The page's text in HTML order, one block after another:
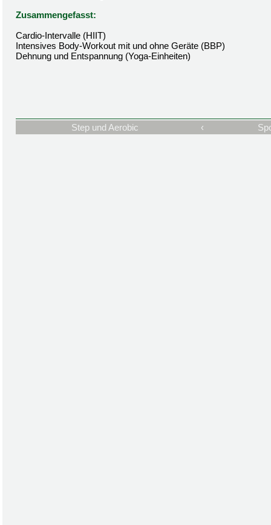
Zusammengefasst:
Cardio-Intervalle (HIIT)
Intensives Body-Workout mit und ohne Geräte (BBP)
Dehnung und Entspannung (Yoga-Einheiten)
Step und Aerobic ‹